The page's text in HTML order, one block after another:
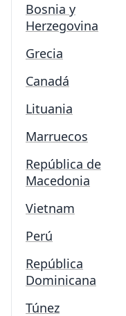
Bosnia y
Herzegovina
Grecia
Canadá
Lituania
Marruecos
República de
Macedonia
Vietnam
Perú
República
Dominicana
Túnez